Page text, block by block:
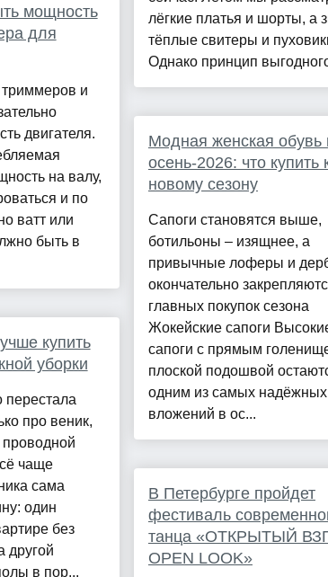
мощность
для
триммеров и
двигателя.
на валу,
и по
ватт или
быть в
купить
уборки
перестала
про веник,
чаще
сама
один
без
другой
в пор...
лёгкие платья и шорты, а
тёплые свитеры и
Однако принцип
Модная женская обувь
осень-2026: что купить
новому сезону
Сапоги становятся выше,
ботильоны – изящнее, а
привычные лоферы и
окончательно
главных покупок сезона
Жокейские сапоги
сапоги с прямым
плоской подошвой
одним из самых надёжных
вложений в ос...
В Петербурге пройдет
фестиваль
танца «ОТКРЫТЫЙ
OPEN LOOK»